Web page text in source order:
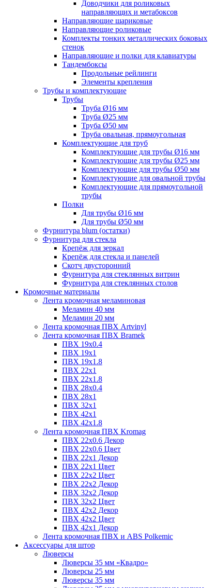
Доводчики для роликовых
направляющих и метабоксов
Направляющие шариковые
Направляющие роликовые
Комплекты тонких металлических боковых
стенок
Направляющие и полки для клавиатуры
Тандембоксы
Продольные рейлинги
Элементы крепления
Трубы и комплектующие
Трубы
Труба Ø16 мм
Труба Ø25 мм
Труба Ø50 мм
Труба овальная, прямоугольная
Комплектующие для труб
Комплектующие для трубы Ø16 мм
Комплектующие для трубы Ø25 мм
Комплектующие для трубы Ø50 мм
Комплектующие для овальной трубы
Комплектующие для прямоугольной
трубы
Полки
Для трубы Ø16 мм
Для трубы Ø50 мм
Фурнитура blum (остатки)
Фурнитура для стекла
Крепёж для зеркал
Крепёж для стекла и панелей
Скотч двусторонний
Фурнитура для стеклянных витрин
Фурнитура для стеклянных столов
Кромочные материалы
Лента кромочная меламиновая
Меламин 40 мм
Меламин 20 мм
Лента кромочная ПВХ Artvinyl
Лента кромочная ПВХ Bramek
ПВХ 19x0.4
ПВХ 19х1
ПВХ 19х1.8
ПВХ 22х1
ПВХ 22х1.8
ПВХ 28х0.4
ПВХ 28х1
ПВХ 32x1
ПВХ 42х1
ПВХ 42х1.8
Лента кромочная ПВХ Kromag
ПВХ 22x0.6 Декор
ПВХ 22x0.6 Цвет
ПВХ 22x1 Декор
ПВХ 22x1 Цвет
ПВХ 22x2 Цвет
ПВХ 22x2 Декор
ПВХ 32x2 Декор
ПВХ 32x2 Цвет
ПВХ 42x2 Декор
ПВХ 42x2 Цвет
ПВХ 42x1 Декор
Лента кромочная ПВХ и ABS Polkemic
Аксессуары для штор
Люверсы
Люверсы 35 мм «Квадро»
Люверсы 25 мм
Люверсы 35 мм